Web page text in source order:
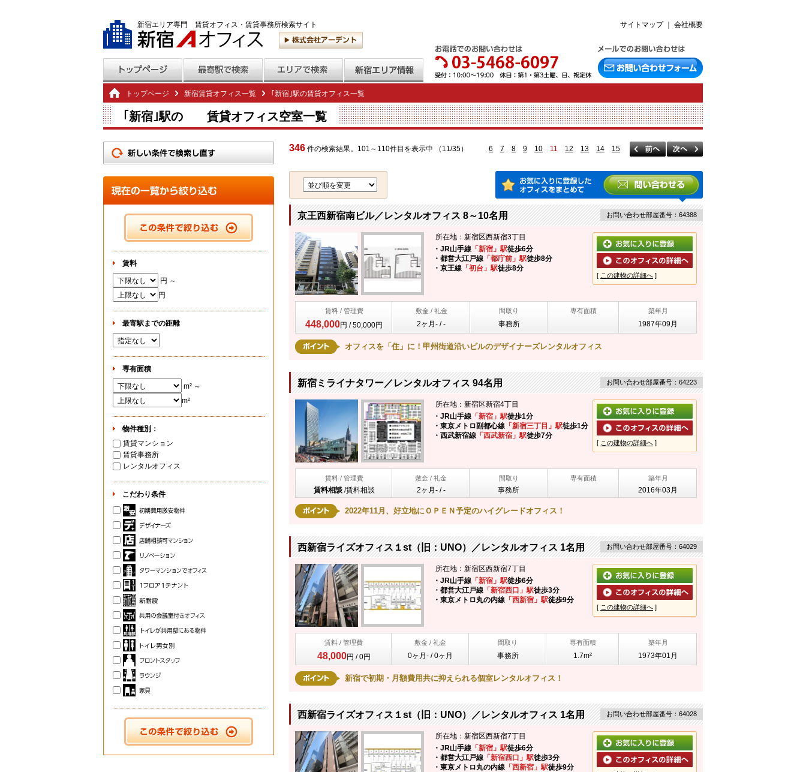
新宿エリア専門 賃貸オフィス・賃貸事務所検索サイト サイトマップ｜ 会社概要
トップページ 新宿賃貸オフィス一覧 ｢新宿｣駅の賃貸オフィス一覧
｢新宿｣駅の 賃貸オフィス空室一覧
346 件の検索結果。101～110件目を表示中 （11/35） 6 7 8 9 10 11 12 13 14 15
京王西新宿南ビル／レンタルオフィス 8～10名用 お問い合わせ部屋番号：64388
所在地：新宿区西新宿3丁目
・JR山手線 「新宿」駅徒歩6分
・都営大江戸線 「都庁前」駅徒歩8分
・京王線 「初台」駅徒歩8分
[ この建物の詳細へ ]
賃料 / 管理費 敷金 / 礼金 間取り 専有面積 築年月
448,000円 / 50,000円 2ヶ月- / - 事務所 1987年09月
オフィスを「住」に！甲州街道沿いビルのデザイナーズレンタルオフィス
新宿ミライナタワー／レンタルオフィス 94名用 お問い合わせ部屋番号：64223
所在地：新宿区新宿4丁目
・JR山手線 「新宿」駅徒歩1分
・東京メトロ副都心線 「新宿三丁目」駅徒歩1分
・西武新宿線 「西武新宿」駅徒歩7分
[ この建物の詳細へ ]
賃料 / 管理費 敷金 / 礼金 間取り 専有面積 築年月
賃料相談/賃料相談 2ヶ月- / - 事務所 2016年03月
2022年11月、好立地にＯＰＥＮ予定のハイグレードオフィス！
西新宿ライズオフィス１st（旧：UNO）／レンタルオフィス 1名用 お問い合わせ部屋番号：64029
所在地：新宿区西新宿7丁目
・JR山手線 「新宿」駅徒歩6分
・都営大江戸線 「新宿西口」駅徒歩3分
・東京メトロ丸の内線 「西新宿」駅徒歩9分
[ この建物の詳細へ ]
賃料 / 管理費 敷金 / 礼金 間取り 専有面積 築年月
48,000円 / 0円 0ヶ月- / 0ヶ月 事務所 1.7m² 1973年01月
新宿で初期・月額費用共に抑えられる個室レンタルオフィス！
西新宿ライズオフィス１st（旧：UNO）／レンタルオフィス 1名用 お問い合わせ部屋番号：64028
所在地：新宿区西新宿7丁目
・JR山手線 「新宿」駅徒歩6分
・都営大江戸線 「新宿西口」駅徒歩3分
・東京メトロ丸の内線 「西新宿」駅徒歩9分
賃料
円 ～
円
最寄駅までの距離
専有面積
m² ～
m²
物件種別：
賃貸マンション
賃貸事務所
レンタルオフィス
こだわり条件